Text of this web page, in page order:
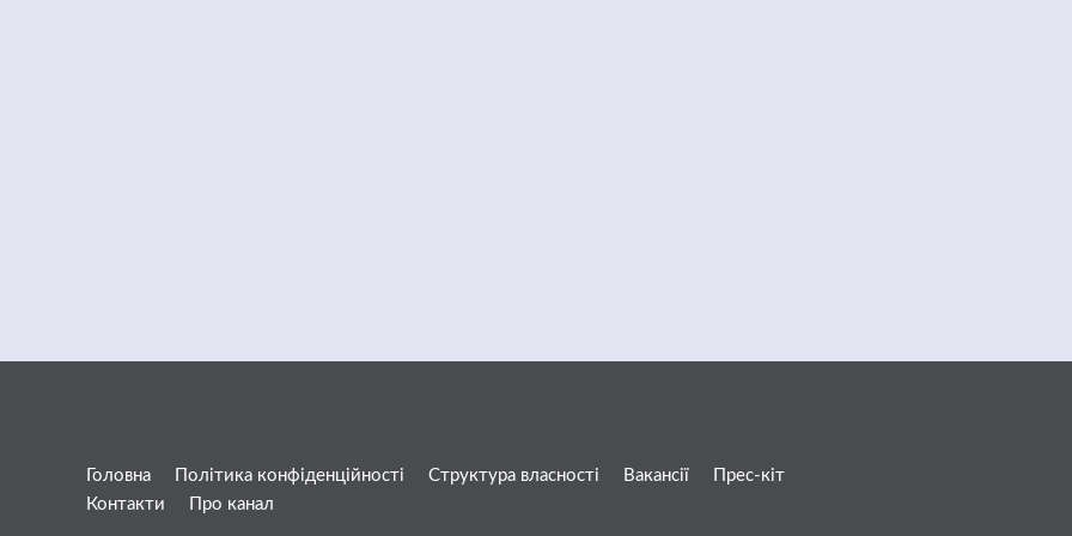
Головна Політика конфіденційності Структура власності Вакансії
Прес-кіт
Контакти
Про канал